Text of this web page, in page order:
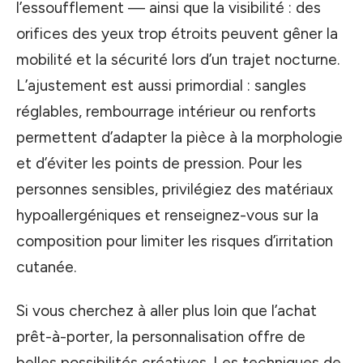
l’essoufflement — ainsi que la visibilité : des
orifices des yeux trop étroits peuvent gêner la
mobilité et la sécurité lors d’un trajet nocturne.
L’ajustement est aussi primordial : sangles
réglables, rembourrage intérieur ou renforts
permettent d’adapter la pièce à la morphologie
et d’éviter les points de pression. Pour les
personnes sensibles, privilégiez des matériaux
hypoallergéniques et renseignez-vous sur la
composition pour limiter les risques d’irritation
cutanée.
Si vous cherchez à aller plus loin que l’achat
prêt-à-porter, la personnalisation offre de